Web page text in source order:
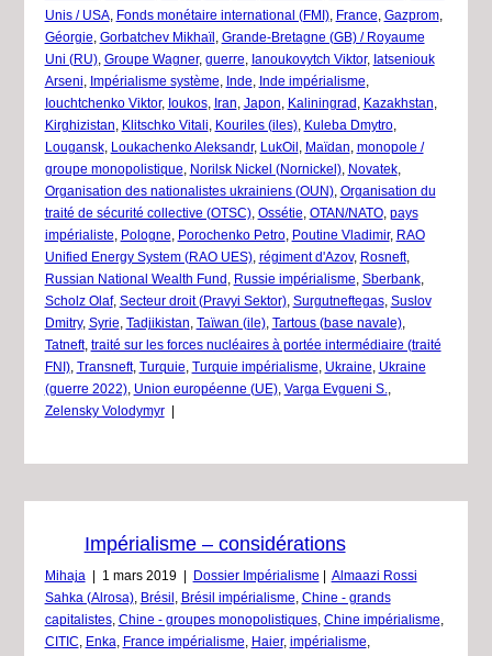
Unis / USA, Fonds monétaire international (FMI), France Gazprom,
Géorgie Gorbatchev Mikhaïl
Grande-Bretagne (GB) / Royaume
Uni (RU), Groupe Wagner, guerre Ianoukovytch Viktor,
Iatseniouk
Arseni
Impérialisme système Inde Inde impérialisme
Iouchtchenko Viktor, Ioukos, Iran Japon Kaliningrad Kazakhstan
Kirghizistan
Klitschko Vitali Kouriles (iles), Kuleba Dmytro,
Lougansk, Loukachenko Aleksandr, LukOil Maïdan monopole /
groupe monopolistique
Norilsk Nickel (Nornickel), Novatek,
Organisation des nationalistes ukrainiens (OUN), Organisation du
traité de sécurité collective (OTSC), Ossétie OTAN/NATO, pays
impérialiste
Pologne Porochenko Petro, Poutine Vladimir, RAO
Unified Energy System (RAO UES), régiment d'Azov, Rosneft,
Russian National Wealth Fund
Russie impérialisme Sberbank,
Scholz Olaf, Secteur droit (Pravyi Sektor), Surgutneftegas, Suslov
Dmitry, Syrie Tadjikistan Taïwan (ile), Tartous (base navale),
Tatneft, traité sur les forces nucléaires à portée intermédiaire (traité
FNI), Transneft, Turquie Turquie impérialisme Ukraine
Ukraine
(guerre 2022), Union européenne (UE), Varga Evgueni S.
Zelensky Volodymyr
Impérialisme – considérations
Mihaja 1 mars 2019 Dossier Impérialisme
Almaazi Rossi
Sahka (Alrosa), Brésil Brésil impérialisme Chine - grands
capitalistes, Chine - groupes monopolistiques, Chine impérialisme
CITIC
Enka France impérialisme Haier, impérialisme